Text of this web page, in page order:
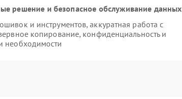
решение и безопасное обслуживание данных
и инструментов, аккуратная работа с
копирование, конфиденциальность и
необходимости